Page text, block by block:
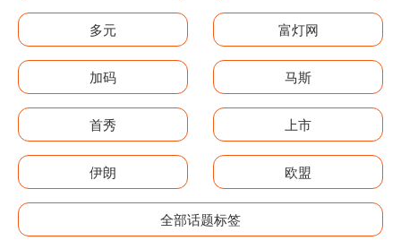
多元 富灯网
加码 马斯
首秀 上市
伊朗 欧盟
全部话题标签